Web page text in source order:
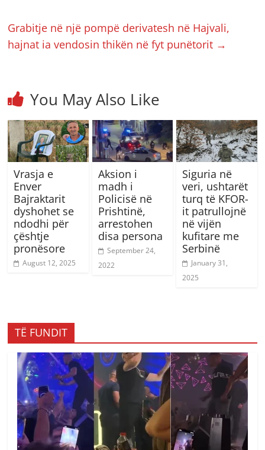
Grabitje në një pompë derivatesh në Hajvali,
hajnat ia vendosin thikën në fyt punëtorit →
You May Also Like
Vrasja e
Enver
Bajraktarit
dyshohet se
ndodhi për
çështje
pronësore
August 12, 2025
Aksion i
madh i
Policisë në
Prishtinë,
arrestohen
disa persona
September 24,
2022
Siguria në
veri, ushtarët
turq të KFOR-
it patrullojnë
në vijën
kufitare me
Serbinë
January 31,
2025
TË FUNDIT